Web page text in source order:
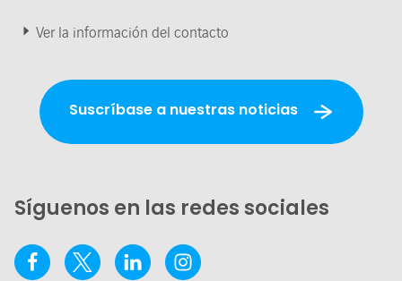
Ver la información del contacto
Suscríbase a nuestras noticias
Síguenos en las redes sociales